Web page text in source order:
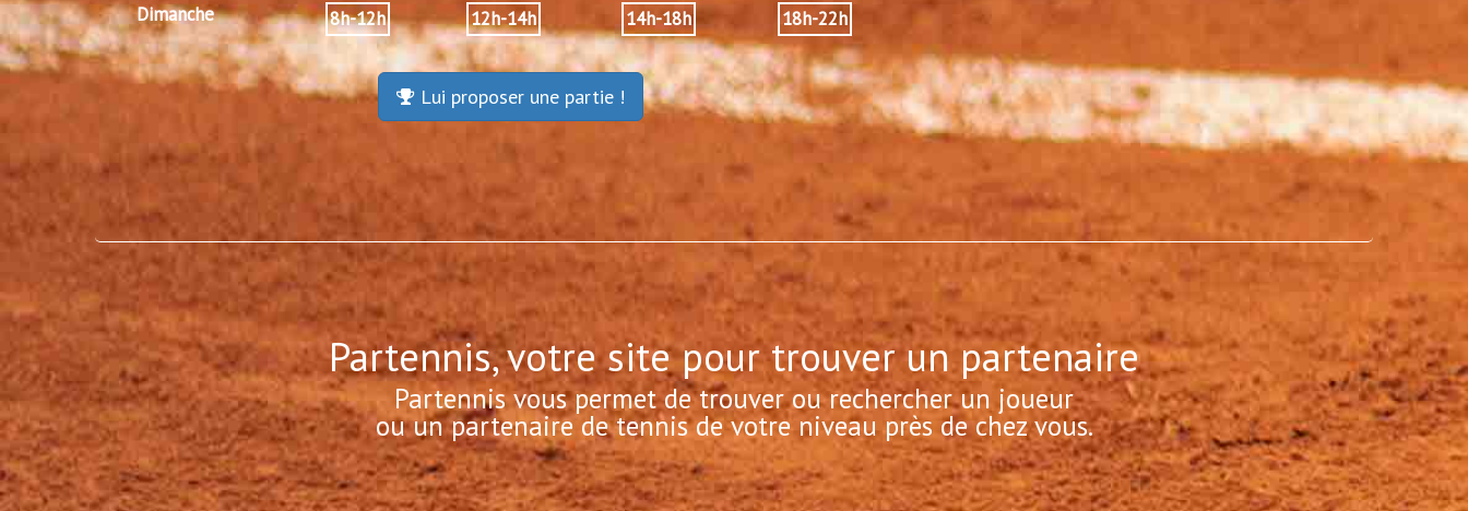
Dimanche 8h-12h 12h-14h 14h-18h 18h-22h
Lui proposer une partie !
Partennis, votre site pour trouver un partenaire
Partennis vous permet de trouver ou rechercher un joueur
ou un partenaire de tennis de votre niveau près de chez vous.